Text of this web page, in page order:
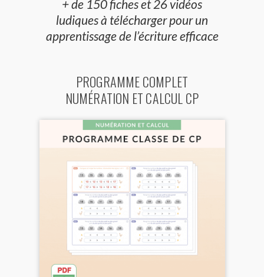
+ de 150 fiches et 26 vidéos
ludiques à télécharger pour un
apprentissage de l’écriture efficace
PROGRAMME COMPLET
NUMÉRATION ET CALCUL CP